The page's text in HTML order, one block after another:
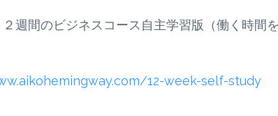
週間のビジネスコース自主学習版（働く時間
12-week-self-study